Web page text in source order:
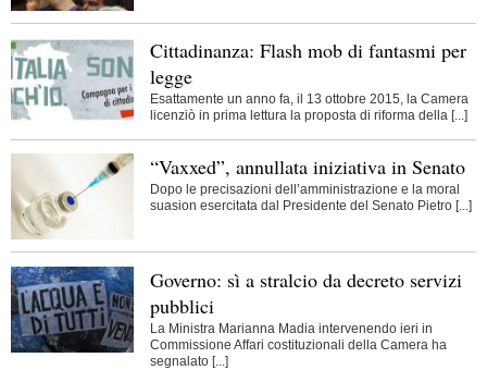
Cittadinanza: Flash mob di fantasmi per
legge
Esattamente un anno fa, il 13 ottobre 2015, la Camera
licenziò in prima lettura la proposta di riforma della [...]
“Vaxxed”, annullata iniziativa in Senato
Dopo le precisazioni dell’amministrazione e la moral
suasion esercitata dal Presidente del Senato Pietro [...]
Governo: sì a stralcio da decreto servizi
pubblici
La Ministra Marianna Madia intervenendo ieri in
Commissione Affari costituzionali della Camera ha
segnalato [...]